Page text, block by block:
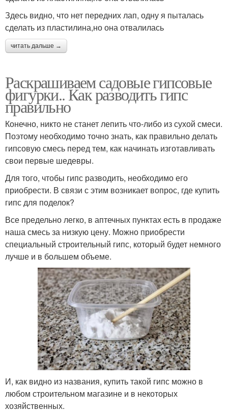
Здесь видно, что нет передних лап, одну я пыталась
сделать из пластилина,но она отвалилась
читать дальше →
Раскрашиваем садовые гипсовые
фигурки.. Как разводить гипс
правильно
Конечно, никто не станет лепить что-либо из сухой смеси.
Поэтому необходимо точно знать, как правильно делать
гипсовую смесь перед тем, как начинать изготавливать
свои первые шедевры.
Для того, чтобы гипс разводить, необходимо его
приобрести. В связи с этим возникает вопрос, где купить
гипс для поделок?
Все предельно легко, в аптечных пунктах есть в продаже
наша смесь за низкую цену. Можно приобрести
специальный строительный гипс, который будет немного
лучше и в большем объеме.
И, как видно из названия, купить такой гипс можно в
любом строительном магазине и в некоторых
хозяйственных.